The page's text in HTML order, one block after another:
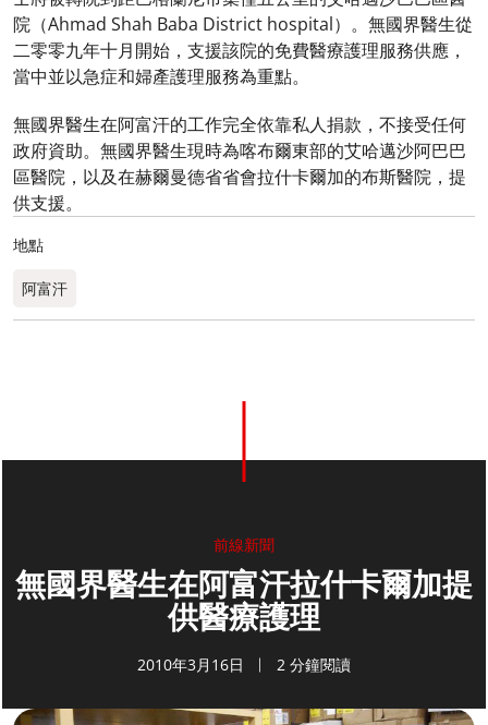
院（Ahmad Shah Baba District hospital）。無國界醫生從
二零零九年十月開始，支援該院的免費醫療護理服務供應，
當中並以急症和婦產護理服務為重點。
無國界醫生在阿富汗的工作完全依靠私人捐款，不接受任何
政府資助。無國界醫生現時為喀布爾東部的艾哈邁沙阿巴巴
區醫院，以及在赫爾曼德省省會拉什卡爾加的布斯醫院，提
供支援。
地點
阿富汗
前線新聞
無國界醫生在阿富汗拉什卡爾加提
供醫療護理
2010年3月16日 2 分鐘閱讀